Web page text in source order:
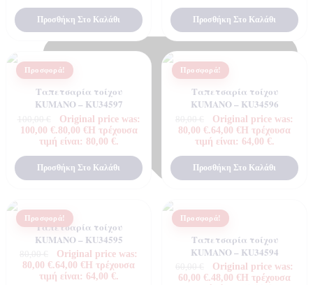
Προσθήκη Στο Καλάθι Προσθήκη Στο Καλάθι
Προσφορά!
Ταπετσαρία τοίχου
KUMANO – KU34597
Original price was:
100,00 €.80,00 €Η τρέχουσα
τιμή είναι: 80,00 €.
Προσθήκη Στο Καλάθι
Προσφορά!
Ταπετσαρία τοίχου
KUMANO – KU34596
Original price was:
80,00 €.64,00 €Η τρέχουσα
τιμή είναι: 64,00 €.
Προσθήκη Στο Καλάθι
Προσφορά!
Ταπετσαρία τοίχου
KUMANO – KU34595
Original price was:
80,00 €.64,00 € Η τρέχουσα
τιμή είναι: 64,00 €.
Προσφορά!
Ταπετσαρία τοίχου
KUMANO – KU34594
Original price was:
60,00 €.48,00 € Η τρέχουσα